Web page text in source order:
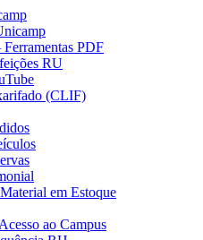
PDF
RU
(CLIF)
em Estoque
ao Campus